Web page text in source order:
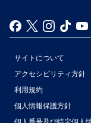
サイトについて
アクセシビリティ方針
利用規約
個人情報保護方針